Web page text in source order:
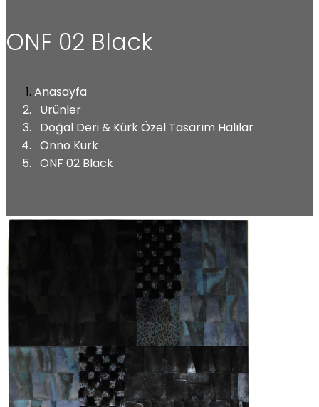
ONF 02 Black
Anasayfa
Ürünler
Doğal Deri & Kürk Özel Tasarım Halılar
Onno Kürk
ONF 02 Black